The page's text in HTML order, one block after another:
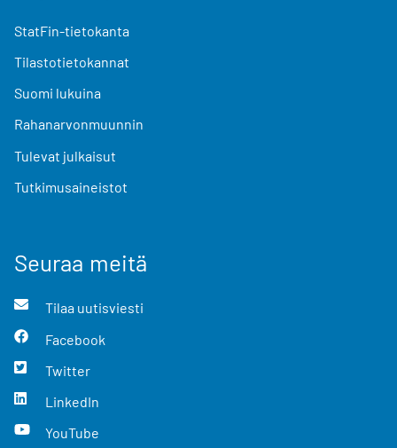
StatFin-tietokanta
Tilastotietokannat
Suomi lukuina
Rahanarvonmuunnin
Tulevat julkaisut
Tutkimusaineistot
Seuraa meitä
Tilaa uutisviesti
Facebook
Twitter
LinkedIn
YouTube